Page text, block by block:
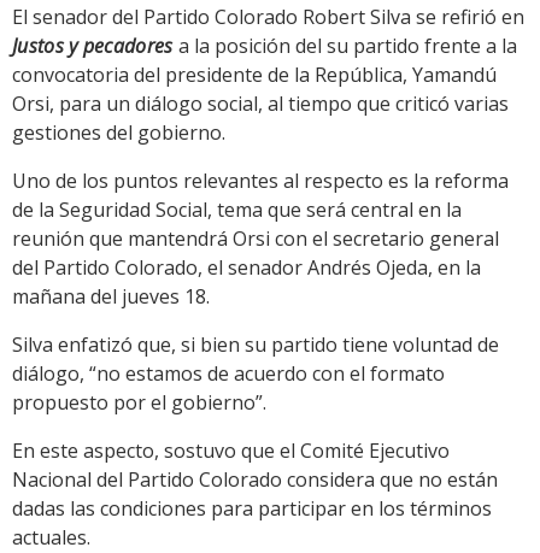
Link
El senador del Partido Colorado Robert Silva se refirió en
Justos y pecadoresa la posición del su partido frente a la
convocatoria del presidente de la República, Yamandú
Orsi, para un diálogo social, al tiempo que criticó varias
gestiones del gobierno.
Uno de los puntos relevantes al respecto es la reforma
de la Seguridad Social, tema que será central en la
reunión que mantendrá Orsi con el secretario general
del Partido Colorado, el senador Andrés Ojeda, en la
mañana del jueves 18.
Silva enfatizó que, si bien su partido tiene voluntad de
diálogo, “no estamos de acuerdo con el formato
propuesto por el gobierno”.
En este aspecto, sostuvo que el Comité Ejecutivo
Nacional del Partido Colorado considera que no están
dadas las condiciones para participar en los términos
actuales.